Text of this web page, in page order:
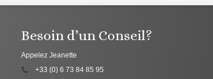
Besoin d’un Conseil?
Appelez Jeanette
+33 (0) 6 73 84 85 95